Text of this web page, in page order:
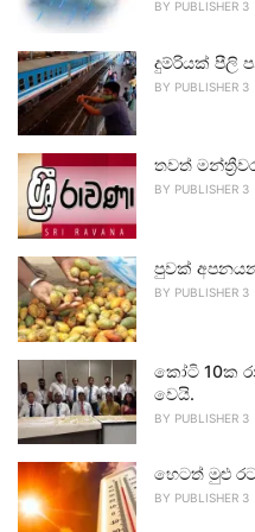
BY PUBLISHER 3
දුම්රියක් පීලි
BY PUBLISHER 3
තවත්
BY PUBLISHER 3
පුවක්
BY PUBLISHER 3
කෝටි 10ක
වෙයි.
BY PUBLISHER 3
හෙටත් මුළු
BY PUBLISHER 3